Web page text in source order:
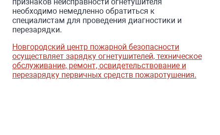
необходимо немедленно обратиться к
специалистам для проведения диагностики и
перезарядки.
Новгородский центр пожарной безопасности
осуществляет зарядку огнетушителей, техническое
обслуживание, ремонт, освидетельствование и
перезарядку первичных средств пожаротушения.